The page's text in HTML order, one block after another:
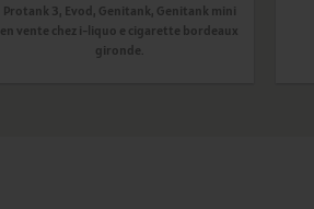
Protank 3, Evod, Genitank, Genitank mini
en vente chez i-liquo e cigarette bordeaux
gironde.